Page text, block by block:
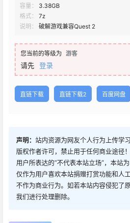
容量：
3.38GB
格式：
7z
说明：
破解游戏兼容Quest 2
您当前的等级为 游客
请先 登录
直链下载 直链下载2 百度网盘
声明： 站内资源为网友个人行为上传学
版权作者许可，禁止用于任何商业途径
用户所表达的“不代表本站立场”，本站
仅作为用户喜欢本站捐赠打赏功能和人
不作为商业行为。如若本站内容侵犯了
我们进行处理删除。